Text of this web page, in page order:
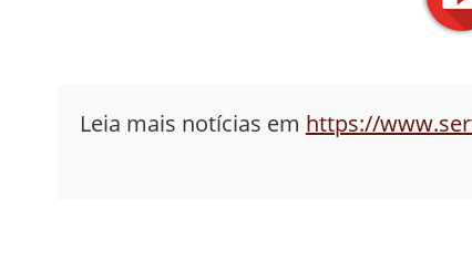
Leia mais notícias em https://